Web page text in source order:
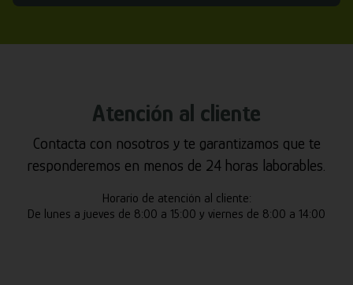
Atención al cliente
Contacta con nosotros y te garantizamos que te
responderemos en menos de 24 horas laborables.
Horario de atención al cliente:
De lunes a jueves de 8:00 a 15:00 y viernes de 8:00 a 14:00